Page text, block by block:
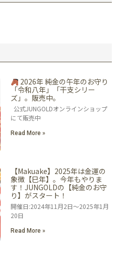
2026年 純金の午年のお守り
「令和八年」「干支シリー
ズ」。販売中。
公式JUNGOLDオンラインショップ
にて販売中
Read More »
【Makuake】2025年は金運の
象徴【巳年】。今年もやりま
す！JUNGOLDの【純金のお守
り】がスタート！
開催日:2024年11月2日～2025年1月
20日
Read More »